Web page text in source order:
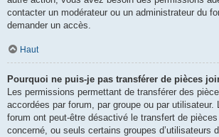
contacter un modérateur ou un administrateur du
demander un accès.
Haut
Pourquoi ne puis-je pas transférer de pièces
Les permissions permettant de transférer des
accordées par forum, par groupe ou par utilisateur.
forum ont peut-être désactivé le transfert de
concerné, ou seuls certains groupes d’utilisateurs